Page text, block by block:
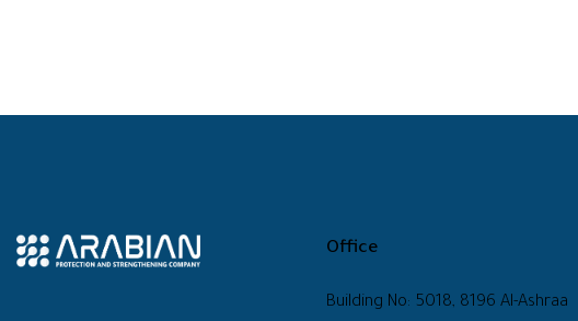
Office
Building No: 5018, 8196 Al-Ashraa